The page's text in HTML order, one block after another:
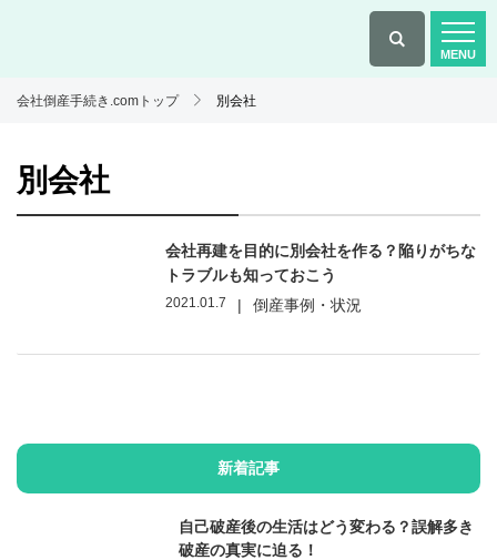
会社倒産手続き.comトップ 別会社
別会社
会社再建を目的に別会社を作る？陥りがちな
トラブルも知っておこう
2021.01.7 | 倒産事例・状況
新着記事
自己破産後の生活はどう変わる？誤解多き
破産の真実に迫る！